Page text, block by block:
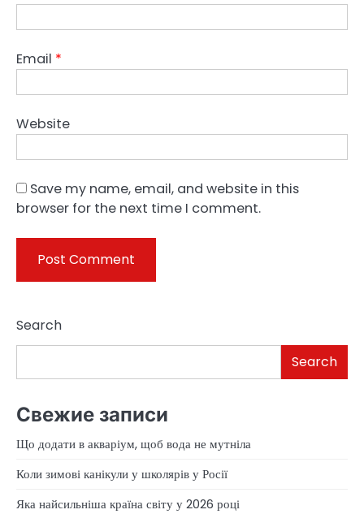
Email *
Website
Save my name, email, and website in this
browser for the next time I comment.
Search
Search
Свежие записи
Що додати в акваріум, щоб вода не мутніла
Коли зимові канікули у школярів у Росії
Яка найсильніша країна світу у 2026 році